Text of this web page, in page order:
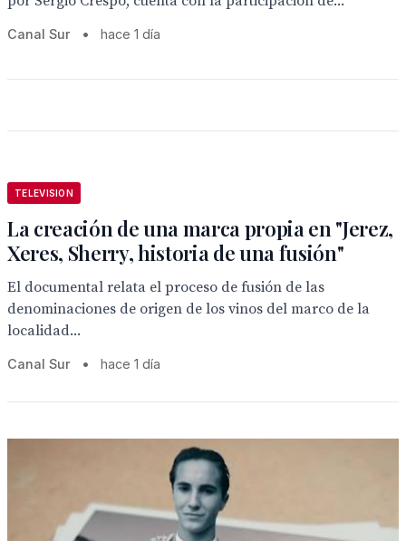
Canal Sur • hace 1 día
TELEVISION
La creación de una marca propia en "Jerez,
Xeres, Sherry, historia de una fusión"
El documental relata el proceso de fusión de las
denominaciones de origen de los vinos del marco de la
localidad...
Canal Sur • hace 1 día